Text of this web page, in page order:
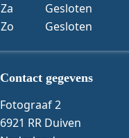
Za
Gesloten
Zo
Gesloten
Contact
Contact gegevens
Fotograaf 2
6921 RR Duiven